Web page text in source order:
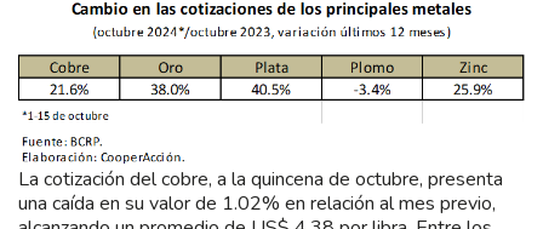
La cotización del cobre, a la quincena de octubre, presenta
una caída en su valor de 1.02% en relación al mes previo,